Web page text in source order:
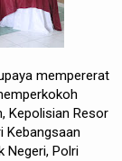
mempererat
Kepolisian Resor
Kebangsaan
Negeri, Polri